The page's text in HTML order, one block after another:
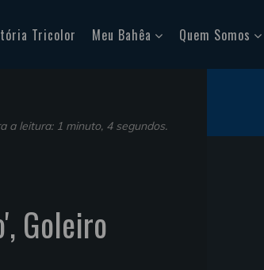
Tricolor Meu Bahêa Quem Somos
a leitura: 1 minuto, 4 segundos.
Goleiro